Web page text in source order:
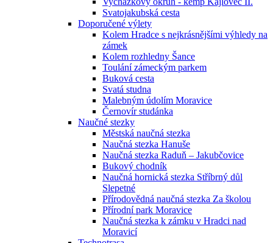
Svatojakubská cesta
Doporučené výlety
Kolem Hradce s nejkrásnějšími výhledy na
zámek
Kolem rozhledny Šance
Toulání zámeckým parkem
Buková cesta
Svatá studna
Malebným údolím Moravice
Černovír studánka
Naučné stezky
Městská naučná stezka
Naučná stezka Hanuše
Naučná stezka Raduň – Jakubčovice
Bukový chodník
Naučná hornická stezka Stříbrný důl
Slepetné
Přírodovědná naučná stezka Za školou
Přírodní park Moravice
Naučná stezka k zámku v Hradci nad
Moravicí